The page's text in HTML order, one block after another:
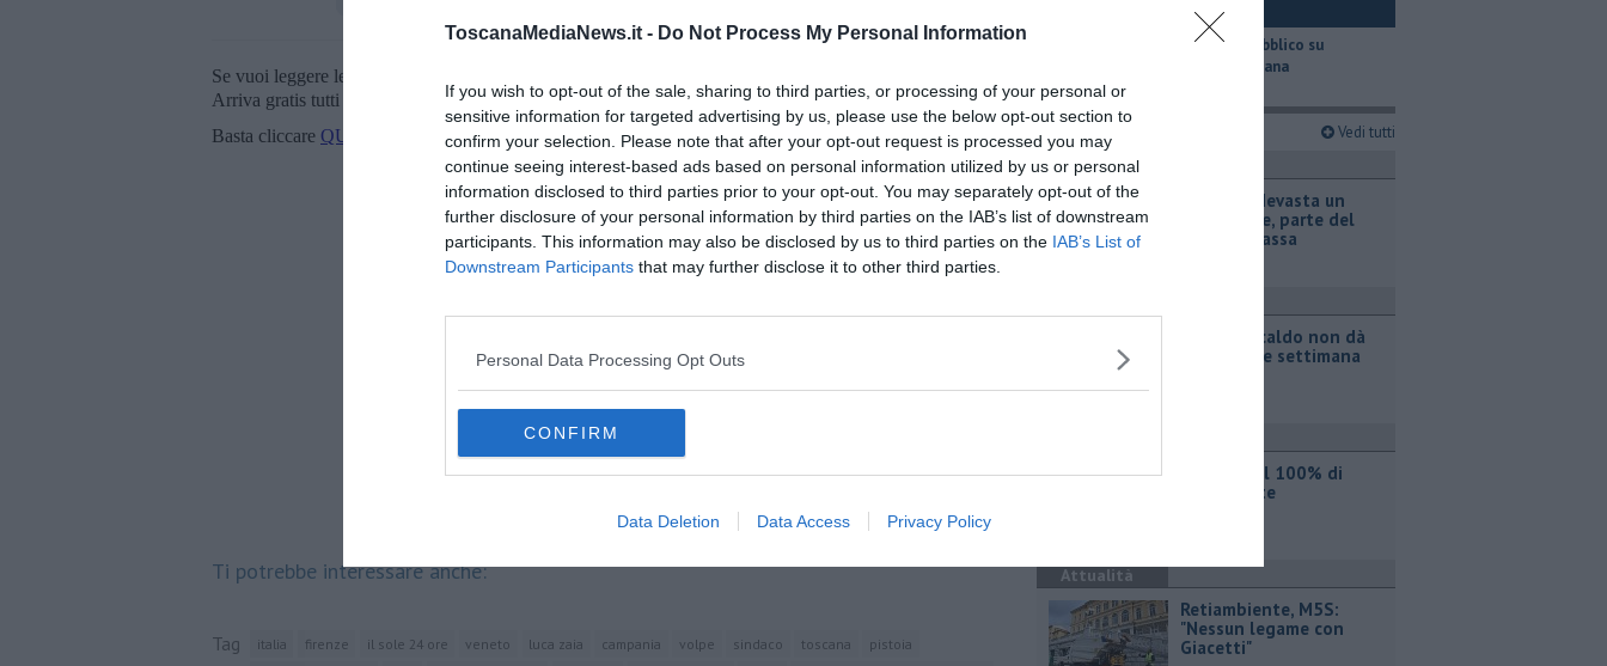
ToscanaMediaNews.it - Do Not Process My Personal Information
If you wish to opt-out of the sale, sharing to third parties, or processing of your personal or
sensitive information for targeted advertising by us, please use the below opt-out section to
confirm your selection. Please note that after your opt-out request is processed you may
continue seeing interest-based ads based on personal information utilized by us or personal
information disclosed to third parties prior to your opt-out. You may separately opt-out of the
further disclosure of your personal information by third parties on the IAB’s list of downstream
participants. This information may also be disclosed by us to third parties on the IAB’s List of
Downstream Participants that may further disclose it to other third parties.
Personal Data Processing Opt Outs
CONFIRM
Data Deletion Data Access Privacy Policy
Se vuoi leggere le notizie principali della Toscana iscriviti alla
Arriva gratis tutti i giorni alle 20:00 direttamente nella tua casella di posta.
Basta cliccare QUI
Ti potrebbe interessare anche:
Tag italia firenze il sole 24 ore veneto luca zaia campania volpe sindaco toscana
pistoia
​Il trasporto pubblico su
gomma in Toscana
Ultimi articoli Vedi tutti
Cronaca
Incendio devasta un
capannone, parte del
tetto collassa
Il grande caldo non dà
tregua, fine settimana
Iren sale al 100% di
Etambiente
Attualità
Retiambiente, M5S:
"Nessun legame con
Giacetti"